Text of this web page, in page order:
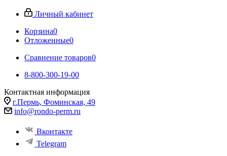
Личный кабинет
Корзина0
Отложенные0
Сравнение товаров0
8-800-300-19-00
Контактная информация
г.Пермь, Фоминская, 49
info@rondo-perm.ru
Вконтакте
Telegram